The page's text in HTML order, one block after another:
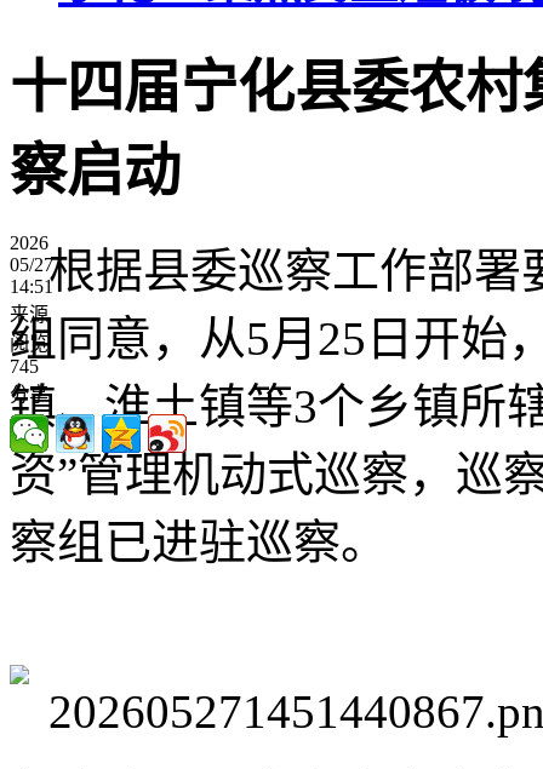
十四届宁化县委农
察启动
2026
05/27
14:51
来源
阅览
745
分享
根据县委巡察工作部署
组同意，从5月25日开始
镇、淮土镇等3个乡镇所
资”管理机动式巡察，巡
察组已进驻巡察。